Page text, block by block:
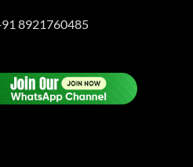
8921760485